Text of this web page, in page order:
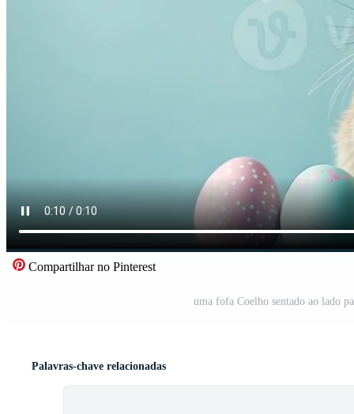
Compartilhar no Pinterest
uma fofa Coelho sentado ao lado
Palavras-chave relacionadas